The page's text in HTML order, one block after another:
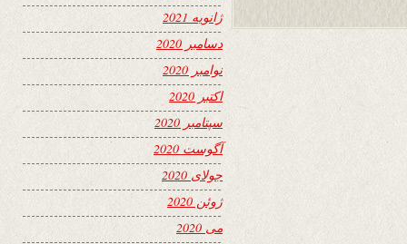
ژانویه 2021
دسامبر 2020
نوامبر 2020
اکتبر 2020
سپتامبر 2020
آگوست 2020
جولای 2020
ژوئن 2020
می 2020